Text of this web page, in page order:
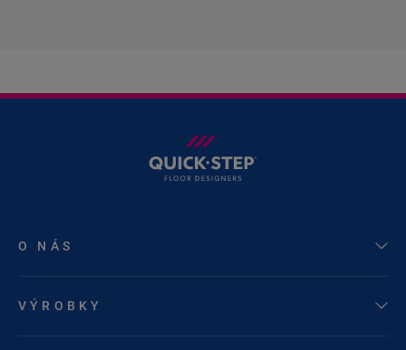
O NÁS
VÝROBKY